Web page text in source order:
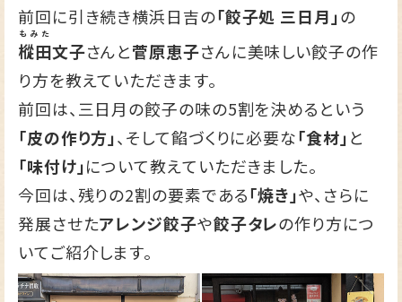
前回に引き続き横浜日吉の「餃子処 三日月」の
樅田
もみた
文子さんと菅原恵子さんに美味しい餃子の作
り方を教えていただきます。
前回は、三日月の餃子の味の5割を決めるという
「皮の作り方」、そして餡づくりに必要な「食材」と
「味付け」について教えていただきました。
今回は、残りの2割の要素である「焼き」や、さらに
発展させたアレンジ餃子や餃子タレの作り方につ
いてご紹介します。